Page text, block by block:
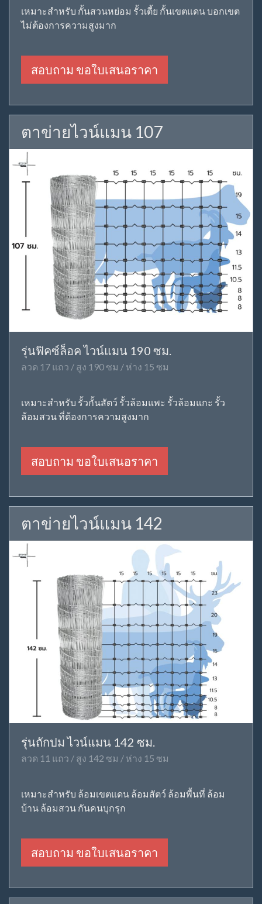
เหมาะสำหรับ กั้นสวนหย่อม รั้วเตี้ย กั้นเขตแดน บอกเขต
ไม่ต้องการความสูงมาก
สอบถาม ขอใบเสนอราคา
ตาข่ายไวน์แมน 107
รุ่นฟิคซ์ล็อค ไวน์แมน 190 ซม.
ลวด 17 แถว / สูง 190 ซม / ห่าง 15 ซม
เหมาะสำหรับ รั้วกั้นสัตว์ รั้วล้อมแพะ รั้วล้อมแกะ รั้ว
ล้อมสวน ที่ต้องการความสูงมาก
สอบถาม ขอใบเสนอราคา
ตาข่ายไวน์แมน 142
รุ่นถักปม ไวน์แมน 142 ซม.
ลวด 11 แถว / สูง 142 ซม / ห่าง 15 ซม
เหมาะสำหรับ ล้อมเขตแดน ล้อมสัตว์ ล้อมพื้นที่ ล้อม
บ้าน ล้อมสวน กันคนบุกรุก
สอบถาม ขอใบเสนอราคา